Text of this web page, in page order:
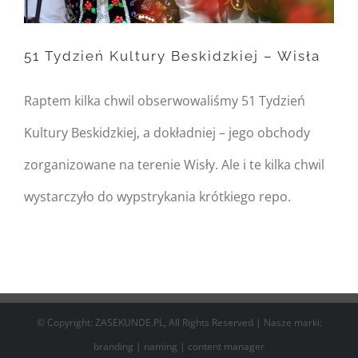
/home/nipo/domains/
51 Tydzień Kultury
Beskidzkiej – Wisła
51 Tydzień Kultury Beskidzkiej – Wisła
Raptem kilka chwil obserwowaliśmy 51 Tydzień
Kultury Beskidzkiej, a dokładniej – jego obchody
zorganizowane na terenie Wisły. Ale i te kilka chwil
wystarczyło do wypstrykania krótkiego repo.
© Copyright: ZASEKUNDE.PL, All Rights Reserved | Nasze marki:
branding | naming | content manager